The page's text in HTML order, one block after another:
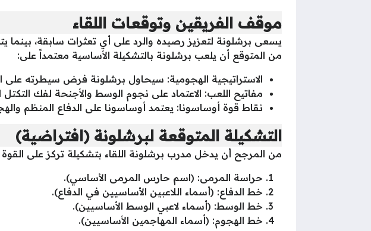
موقف الفريقين وتوقعات اللقاء
يسعى برشلونة لتعزيز رصيده والرد على أي تعثرات سابقة،
من المتوقع أن يلعب برشلونة بالتشكيلة الأساسية معتمداً على:
الاستراتيجية الهجومية: سيحاول برشلونة فرض سيطرته
مفاتيح اللعب: الاعتماد على نجوم الوسط والأجنحة لفك
نقاط قوة أوساسونا: يعتمد أوساسونا على الدفاع المنظم
التشكيلة المتوقعة لبرشلونة (افتراضية)
من المرجح أن يدخل مدرب برشلونة اللقاء بتشكيلة تركز على
حراسة المرمى: (اسم حارس المرمى الأساسي).
خط الدفاع: (أسماء اللاعبين الأساسيين في الدفاع).
خط الوسط: (أسماء لاعبي الوسط الأساسيين).
خط الهجوم: (أسماء المهاجمين الأساسيين).